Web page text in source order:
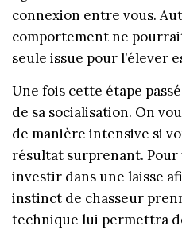
connexion entre vous.
comportement ne
seule issue pour l’élever
Une fois cette étape
de sa socialisation. On
de manière intensive si
résultat surprenant. Pour
investir dans une laisse
instinct de chasseur
technique lui permettra